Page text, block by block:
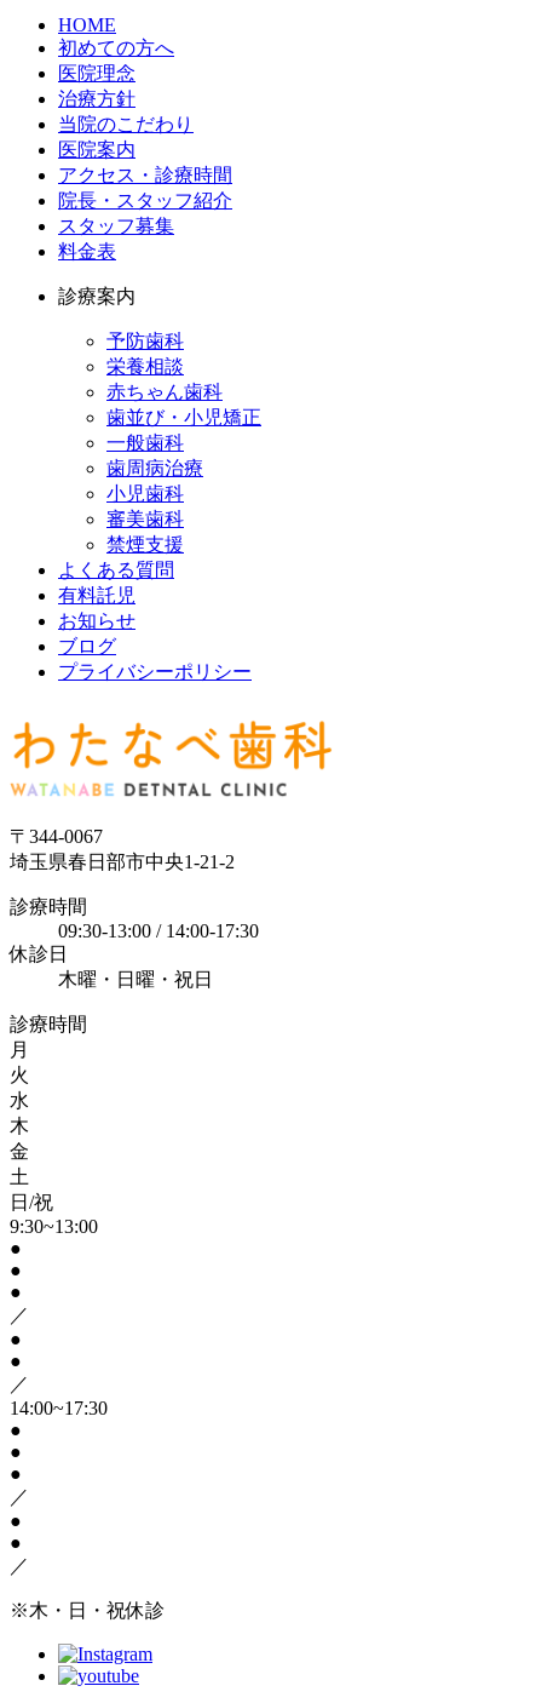
HOME
初めての方へ
医院理念
治療方針
当院のこだわり
医院案内
アクセス・診療時間
院長・スタッフ紹介
スタッフ募集
料金表
診療案内
予防歯科
栄養相談
赤ちゃん歯科
歯並び・小児矯正
一般歯科
歯周病治療
小児歯科
審美歯科
禁煙支援
よくある質問
有料託児
お知らせ
ブログ
プライバシーポリシー
〒344-0067
埼玉県春日部市中央1-21-2
診療時間
09:30-13:00 / 14:00-17:30
休診日
木曜・日曜・祝日
診療時間
月
火
水
木
金
土
日/祝
9:30~13:00
●
●
●
／
●
●
／
14:00~17:30
●
●
●
／
●
●
／
※木・日・祝休診